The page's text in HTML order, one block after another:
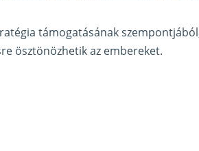
támogatásának
ösztönözhetik az embereket.